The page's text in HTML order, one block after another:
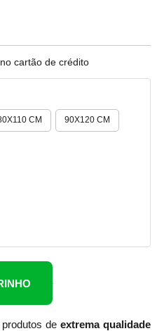
cartão de crédito
CM 90X120 CM
de extrema qualidade